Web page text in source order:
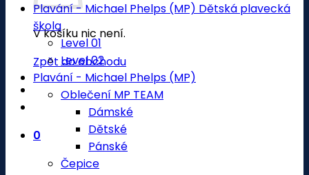
V košíku nic není.
Zpět do obchodu
0
Plavání - Michael Phelps (MP) Dětská plavecká
škola
Level 01
Level 02
Plavání - Michael Phelps (MP)
Oblečení MP TEAM
Dámské
Dětské
Pánské
Čepice